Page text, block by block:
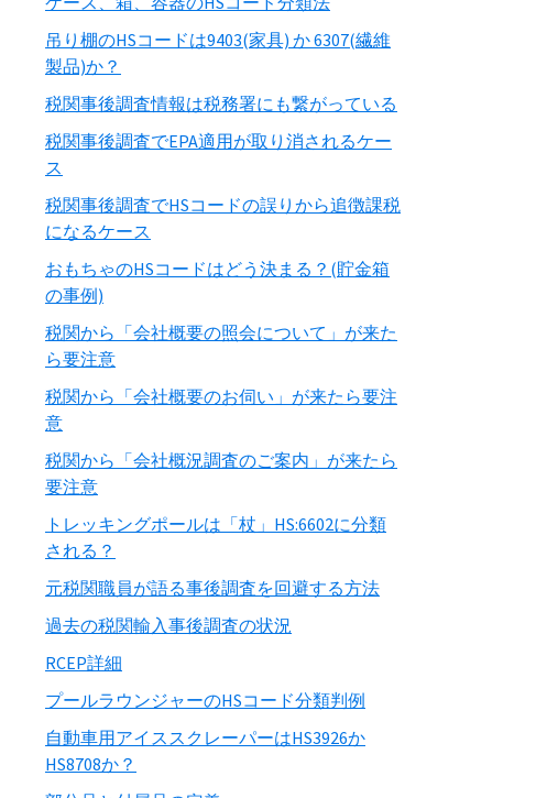
吊り棚のHSコードは9403(家具) か 6307(繊維
製品)か？
税関事後調査情報は税務署にも繋がっている
税関事後調査でEPA適用が取り消されるケー
ス
税関事後調査でHSコードの誤りから追徴課税
になるケース
おもちゃのHSコードはどう決まる？(貯金箱
の事例)
税関から「会社概要の照会について」が来た
ら要注意
税関から「会社概要のお伺い」が来たら要注
意
税関から「会社概況調査のご案内」が来たら
要注意
トレッキングポールは「杖」HS:6602に分類
される？
元税関職員が語る事後調査を回避する方法
過去の税関輸入事後調査の状況
RCEP詳細
プールラウンジャーのHSコード分類判例
自動車用アイススクレーパーはHS3926か
HS8708か？